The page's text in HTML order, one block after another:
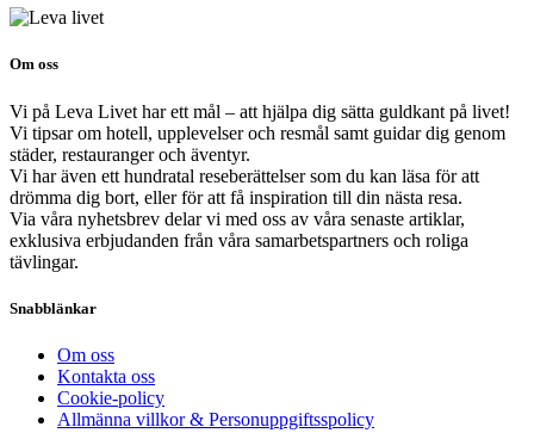
Om oss
Vi på Leva Livet har ett mål – att hjälpa dig sätta guldkant på livet!
Vi tipsar om hotell, upplevelser och resmål samt guidar dig genom
städer, restauranger och äventyr.
Vi har även ett hundratal reseberättelser som du kan läsa för att
drömma dig bort, eller för att få inspiration till din nästa resa.
Via våra nyhetsbrev delar vi med oss av våra senaste artiklar,
exklusiva erbjudanden från våra samarbetspartners och roliga
tävlingar.
Snabblänkar
Om oss
Kontakta oss
Cookie-policy
Allmänna villkor & Personuppgiftsspolicy